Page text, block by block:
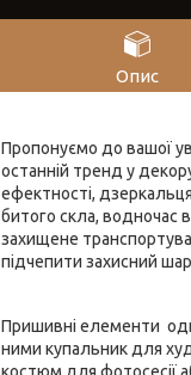
Опис
Пропонуємо до вашої
останній тренд у
ефектності,
битого скла, водночас
захищене
підчепити захисний
Пришивні елементи
ними купальник для